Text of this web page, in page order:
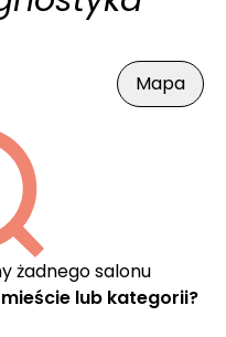
Mapa
żadnego salonu
lub kategorii?